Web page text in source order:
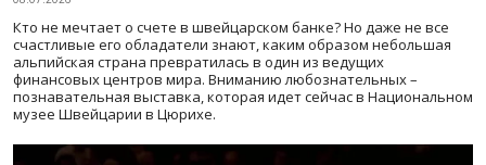
Кто не мечтает о счете в швейцарском банке? Но даже не все
счастливые его обладатели знают, каким образом небольшая
альпийская страна превратилась в один из ведущих
финансовых центров мира. Вниманию любознательных –
познавательная выставка, которая идет сейчас в Национальном
музее Швейцарии в Цюрихе.